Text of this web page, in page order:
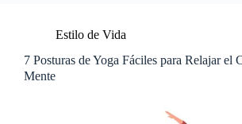
Estilo de Vida
7 Posturas de Yoga Fáciles para Relajar el
Mente